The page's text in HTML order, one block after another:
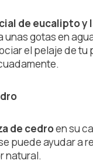
de eucalipto y
unas gotas en
el pelaje de tu
de cedroen su
puede ayudar a
natural.